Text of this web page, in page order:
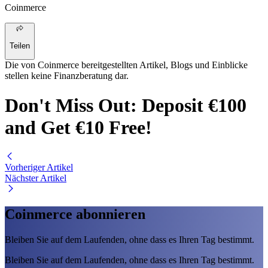
Coinmerce
Teilen
Die von Coinmerce bereitgestellten Artikel, Blogs und Einblicke
stellen keine Finanzberatung dar.
Don't Miss Out: Deposit €100
and Get €10 Free!
Vorheriger Artikel
Nächster Artikel
Coinmerce abonnieren
Bleiben Sie auf dem Laufenden, ohne dass es Ihren Tag bestimmt.
Bleiben Sie auf dem Laufenden, ohne dass es Ihren Tag bestimmt.